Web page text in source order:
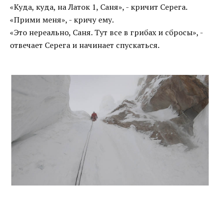
«Куда, куда, на Латок 1, Саня», - кричит Серега.
«Прими меня», - кричу ему.
«Это нереально, Саня. Тут все в грибах и сбросы», -
отвечает Серега и начинает спускаться.